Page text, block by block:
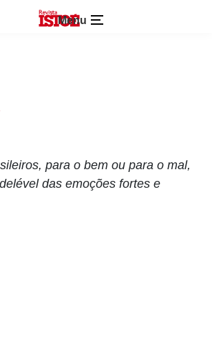
Menu
para o bem ou para o mal,
das emoções fortes e